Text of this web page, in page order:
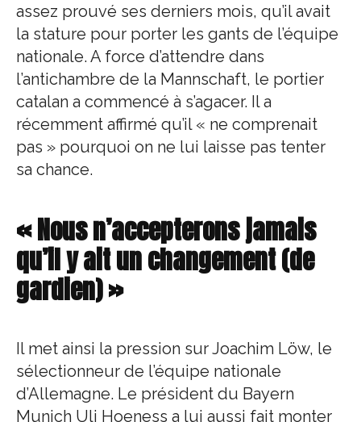
assez prouvé ses derniers mois, qu’il avait
la stature pour porter les gants de l’équipe
nationale. A force d’attendre dans
l’antichambre de la Mannschaft, le portier
catalan a commencé à s’agacer. Il a
récemment affirmé qu’il « ne comprenait
pas » pourquoi on ne lui laisse pas tenter
sa chance.
« Nous n’accepterons jamais
qu’il y ait un changement (de
gardien) »
Il met ainsi la pression sur Joachim Löw, le
sélectionneur de l’équipe nationale
d’Allemagne. Le président du Bayern
Munich Uli Hoeness a lui aussi fait monter